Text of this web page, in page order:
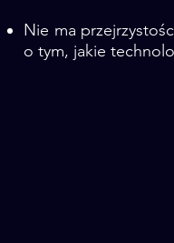
Nie ma
o tym, jakie